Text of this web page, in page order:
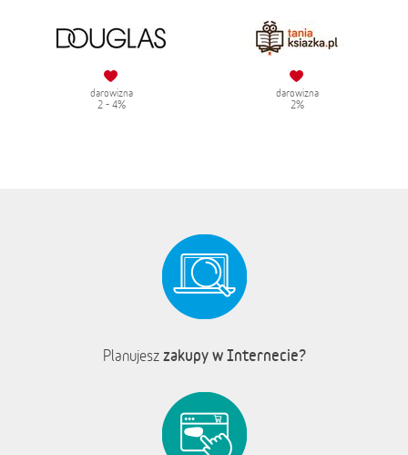
darowizna
2 - 4%
darowizna
2%
Planujesz zakupy w Internecie?